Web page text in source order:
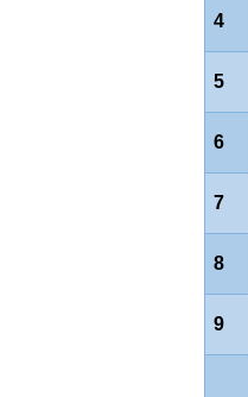
4
5
6
7
8
9